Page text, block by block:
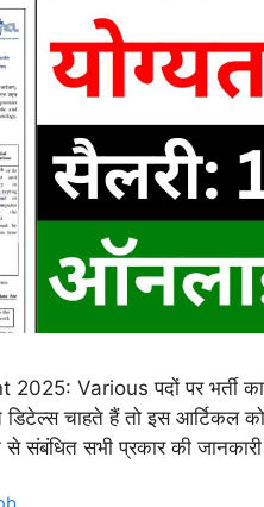
Various पदों पर भर्ती का
चाहते हैं तो इस आर्टिकल
संबंधित सभी प्रकार की